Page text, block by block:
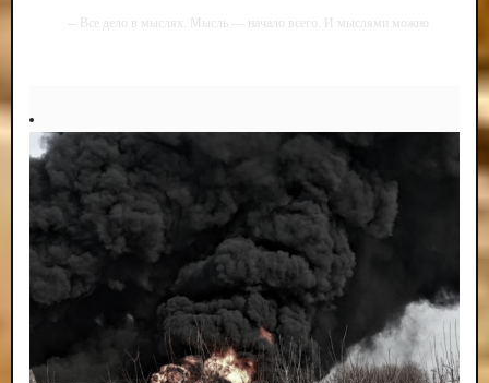
-- Все дело в мыслях. Мысль — начало всего. И мыслями можно
-- Самое большое богатство — это ум. Самая большая нищета — глупость.
Из всех страхов самый пугающий — самолюбование.
-- Лучшее, что можно сделать с хорошим советом, это пропустить его
мимо ушей. Он никогда не бывает полезен никому, кроме того, кто его дал.
-- Люблю давать советы и очень не люблю, когда их дают мне.
Led панель рекламная
Яркие и надежные LED панели для привлечения клиентов и
увеличения продаж